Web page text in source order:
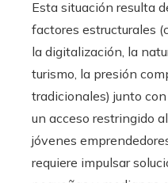
Esta situación resulta
factores estructurales
la digitalización, la
turismo, la presión
tradicionales) junto
un acceso restringido
jóvenes
requiere impulsar